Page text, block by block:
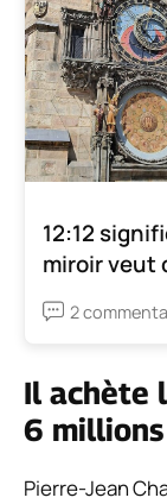
12:12
miroir veut
2
Il achète
6 millions
Pierre-Jean